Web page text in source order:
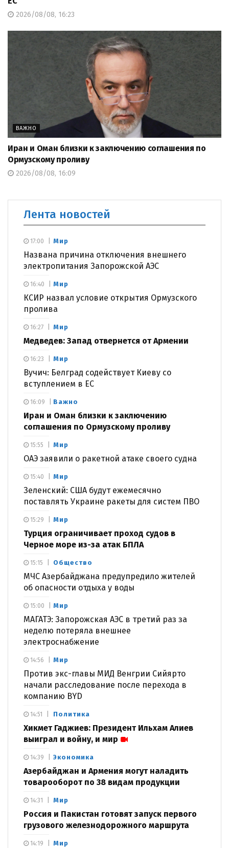
2026/08/08, 16:23
ВАЖНО
Иран и Оман близки к заключению соглашения по
Ормузскому проливу
2026/08/08, 16:09
Лента новостей
Мир
Названа причина отключения внешнего
электропитания Запорожской АЭС
17:00
Мир
КСИР назвал условие открытия Ормузского
пролива
16:40
Мир
Медведев: Запад отвернется от Армении
16:27
Мир
Вучич: Белград содействует Киеву со
вступлением в ЕС
16:23
Важно
Иран и Оман близки к заключению
соглашения по Ормузскому проливу
16:09
Мир
ОАЭ заявили о ракетной атаке своего судна
15:55
Мир
Зеленский: США будут ежемесячно
поставлять Украине ракеты для систем ПВО
15:40
Мир
Турция ограничивает проход судов в
Черное море из-за атак БПЛА
15:29
Общество
МЧС Азербайджана предупредило жителей
об опасности отдыха у воды
15:15
Мир
МАГАТЭ: Запорожская АЭС в третий раз за
неделю потеряла внешнее
электроснабжение
15:00
Мир
Против экс-главы МИД Венгрии Сийярто
начали расследование после перехода в
компанию BYD
14:56
Политика
Хикмет Гаджиев: Президент Ильхам Алиев
выиграл и войну, и мир
14:51
Экономика
Азербайджан и Армения могут наладить
товарооборот по 38 видам продукции
14:39
Мир
Россия и Пакистан готовят запуск первого
грузового железнодорожного маршрута
14:31
Мир
14:19